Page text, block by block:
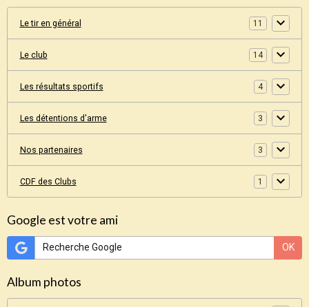
Le tir en général 11
Le club 14
Les résultats sportifs 4
Les détentions d'arme 3
Nos partenaires 3
CDF des Clubs 1
Google est votre ami
OK
Album photos